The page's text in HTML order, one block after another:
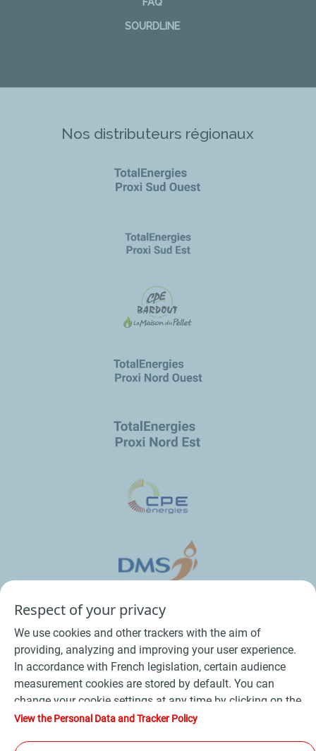
SOURDLINE
Nos distributeurs régionaux
Conditions Générales de Vente Bois
Respect of your privacy
We use cookies and other trackers with the aim of
providing, analyzing and improving your user experience.
In accordance with French legislation, certain audience
measurement cookies are stored by default. You can
change your cookie settings at any time by clicking on the
"Manage my cookies" button. By clicking on the "Accept"
View the Personal Data and Tracker Policy